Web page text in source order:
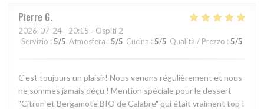
Pierre G
2026-07-24 - 20:15 - Ospiti 2
Servizio : 5/5 Atmosfera : 5/5 Cucina : 5/5 Qualità / Prezzo : 5/5
C'est toujours un plaisir! Nous venons régulièrement et nous
ne sommes jamais déçu ! Mention spéciale pour le dessert
"Citron et Bergamote BIO de Calabre" qui était vraiment top !